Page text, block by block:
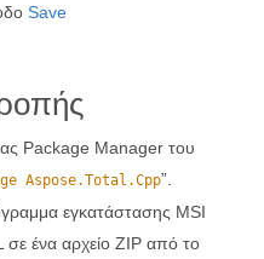
Save
Package Manager του
Aspose.Total.Cpp”.
εγκατάστασης MSI
σε ένα αρχείο ZIP από το